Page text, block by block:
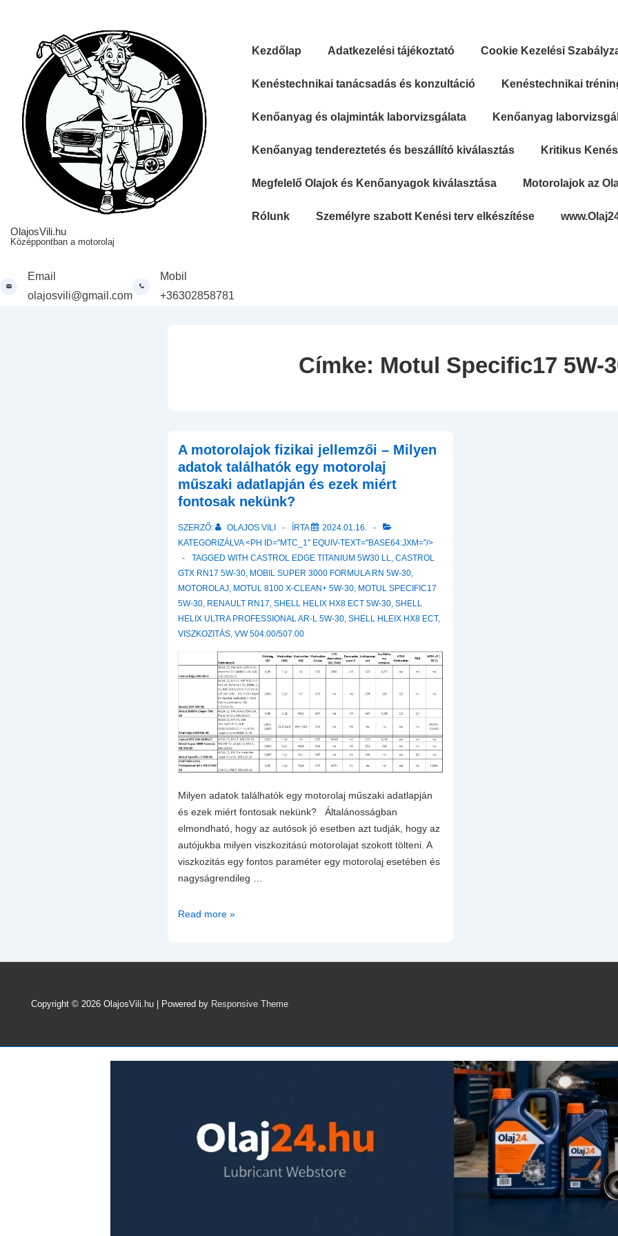
OlajosVili.hu
Középpontban a motorolaj
Kezdőlap Adatkezelési tájékoztató Cookie Kezelési
Kenéstechnikai tanácsadás és konzultáció Kenéstechnikai
Kenőanyag és olajminták laborvizsgálata Kenőanyag
Kenőanyag tendereztetés és beszállító kiválasztás Kritikus
Megfelelő Olajok és Kenőanyagok kiválasztása Motorolajok az
Rólunk Személyre szabott Kenési terv elkészítése
Email
olajosvili@gmail.com
Mobil
+36302858781
Címke: Motul Specific17 5W-
A motorolajok fizikai jellemzői – Milyen
adatok találhatók egy motorolaj
műszaki adatlapján és ezek miért
fontosak nekünk?
SZERZŐ: OLAJOS VILI ÍRTA
2024.01.16.
KATEGORIZÁLVA <PH ID="MTC_1" EQUIV-TEXT="BASE64:JXM="/>
TAGGED WITHCASTROL EDGE TITANIUM 5W30 LL,CASTROL
GTX RN17 5W-30, MOBIL SUPER 3000 FORMULA RN 5W-30,
MOTOROLAJ, MOTUL 8100 X-CLEAN+ 5W-30, MOTUL SPECIFIC17
5W-30, RENAULT RN17,SHELL HELIX HX8 ECT 5W-30,SHELL
HELIX ULTRA PROFESSIONAL AR-L 5W-30,SHELL HLEIX HX8 ECT,
VISZKOZITÁS,VW 504.00/507.00
Milyen adatok találhatók egy motorolaj műszaki adatlapján
és ezek miért fontosak nekünk? Általánosságban
elmondható, hogy az autósok jó esetben azt tudják, hogy az
autójukba milyen viszkozitású motorolajat szokott tölteni. A
viszkozitás egy fontos paraméter egy motorolaj esetében és
nagyságrendileg …
A
jellemzői
adatok
egy
motorolaj
ezek
miért
Read more »
Copyright © 2026 OlajosVili.hu | Powered by Responsive Theme